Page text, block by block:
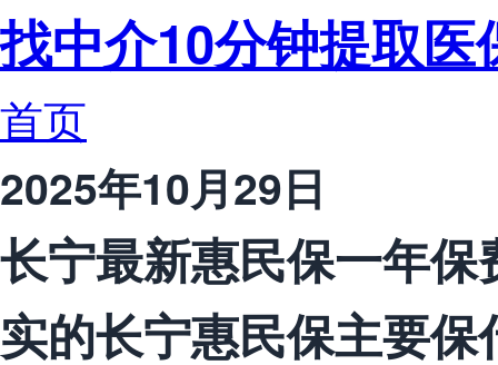
找中介10分钟提取医
首页
2025年10月29日
长宁最新惠民保一年
实的长宁惠民保主要保